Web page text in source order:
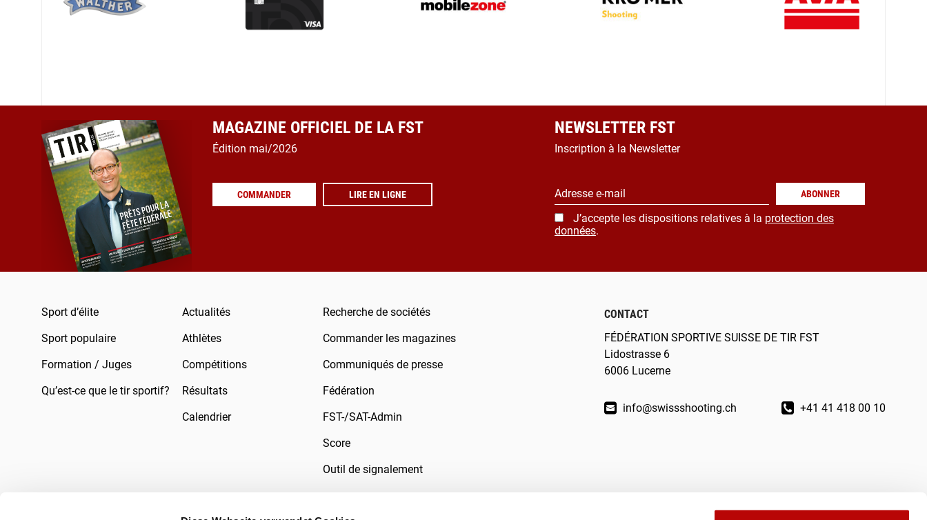
MAGAZINE OFFICIEL DE LA FST
Édition mai/2026
COMMANDER LIRE EN LIGNE
NEWSLETTER FST
Inscription à la Newsletter
Adresse e-mail ABONNER
J’accepte les dispositions relatives à la protection des
données.
Sport d’élite
Sport populaire
Formation / Juges
Qu’est-ce que le tir sportif?
Actualités
Athlètes
Compétitions
Résultats
Calendrier
Recherche de sociétés
Commander les magazines
Communiqués de presse
Fédération
FST-/SAT-Admin
Score
Outil de signalement
CONTACT
FÉDÉRATION SPORTIVE SUISSE DE TIR FST
Lidostrasse 6
6006 Lucerne
info@swissshooting.ch +41 41 418 00 10